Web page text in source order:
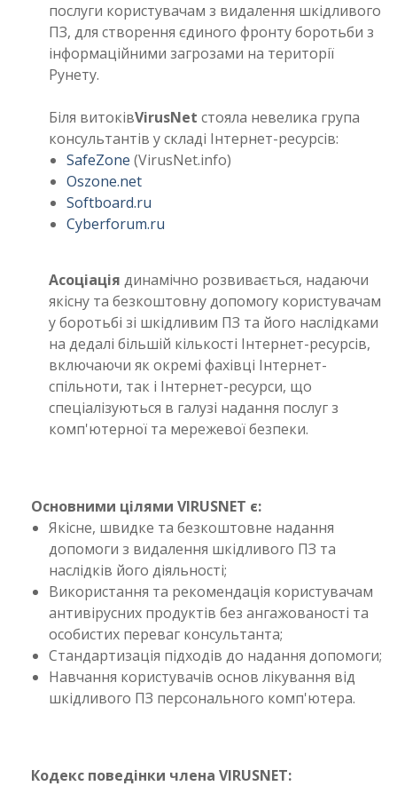
послуги користувачам з видалення шкідливого
ПЗ, для створення єдиного фронту боротьби з
інформаційними загрозами на території
Рунету.
Біля витоківVirusNet стояла невелика група
консультантів у складі Інтернет-ресурсів:
SafeZone (VirusNet.info)
Oszone.net
Softboard.ru
Cyberforum.ru
Асоціація динамічно розвивається, надаючи
якісну та безкоштовну допомогу користувачам
у боротьбі зі шкідливим ПЗ та його наслідками
на дедалі більшій кількості Інтернет-ресурсів,
включаючи як окремі фахівці Інтернет-
спільноти, так і Інтернет-ресурси, що
спеціалізуються в галузі надання послуг з
комп'ютерної та мережевої безпеки.
Основними цілями VIRUSNET є:
Якісне, швидке та безкоштовне надання
допомоги з видалення шкідливого ПЗ та
наслідків його діяльності;
Використання та рекомендація користувачам
антивірусних продуктів без ангажованості та
особистих переваг консультанта;
Стандартизація підходів до надання допомоги;
Навчання користувачів основ лікування від
шкідливого ПЗ персонального комп'ютера.
Кодекс поведінки члена VIRUSNET: